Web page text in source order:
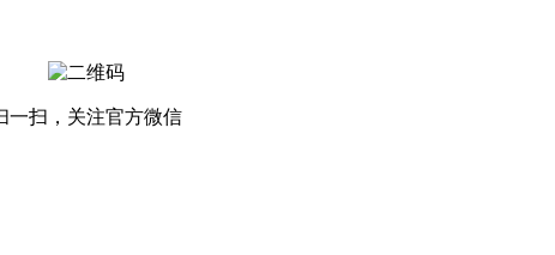
一扫，关注官方微信